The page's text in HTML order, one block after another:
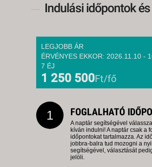
Indulási időpontok
LEGJOBB ÁR
ÉRVÉNYES EKKOR: 2026.11.10 -
7 ÉJ
1 250 500Ft/fő
1 FOGLALHATÓ
A naptár segítségével
kíván indulni! A naptár csak a
időpontokat tartalmazza. Az
jobbra-balra tud mozogni a
segítségével, választását
jelöli.